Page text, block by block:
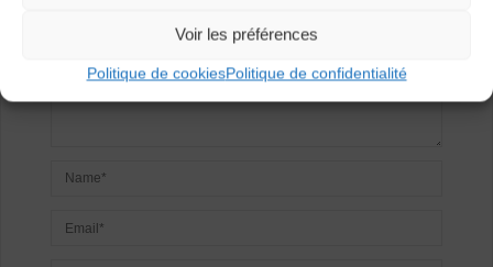
Voir les préférences
Politique de cookiesPolitique de confidentialité